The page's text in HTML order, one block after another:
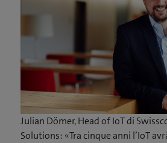
Julian Dömer, Head of IoT di
Solutions: «Tra cinque anni l’IoT